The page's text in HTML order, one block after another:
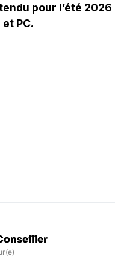
pour l’été 2026
PC.